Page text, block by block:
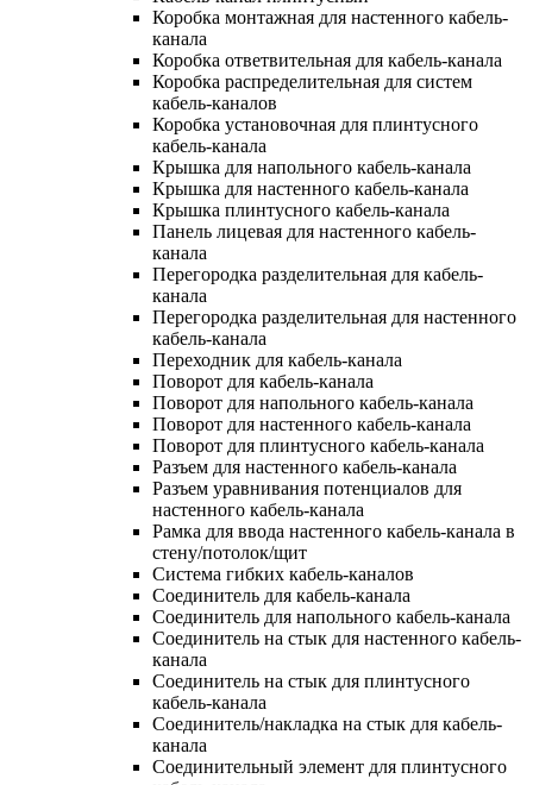
Коробка монтажная для настенного кабель-
канала
Коробка ответвительная для кабель-канала
Коробка распределительная для систем
кабель-каналов
Коробка установочная для плинтусного
кабель-канала
Крышка для напольного кабель-канала
Крышка для настенного кабель-канала
Крышка плинтусного кабель-канала
Панель лицевая для настенного кабель-
канала
Перегородка разделительная для кабель-
канала
Перегородка разделительная для настенного
кабель-канала
Переходник для кабель-канала
Поворот для кабель-канала
Поворот для напольного кабель-канала
Поворот для настенного кабель-канала
Поворот для плинтусного кабель-канала
Разъем для настенного кабель-канала
Разъем уравнивания потенциалов для
настенного кабель-канала
Рамка для ввода настенного кабель-канала в
стену/потолок/щит
Система гибких кабель-каналов
Соединитель для кабель-канала
Соединитель для напольного кабель-канала
Соединитель на стык для настенного кабель-
канала
Соединитель на стык для плинтусного
кабель-канала
Соединитель/накладка на стык для кабель-
канала
Соединительный элемент для плинтусного